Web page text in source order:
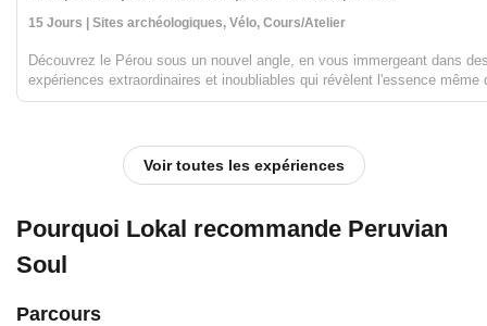
15 Jours | Sites archéologiques, Vélo, Cours/Atelier
Découvrez le Pérou sous un nouvel angle, en vous immergeant dans
expériences extraordinaires et inoubliables qui révèlent l'essence même
pays captivant. Embrassez le frisson d'explorer des paysages à couper
Voir toutes les expériences
Pourquoi Lokal recommande Peruvian
Soul
Parcours